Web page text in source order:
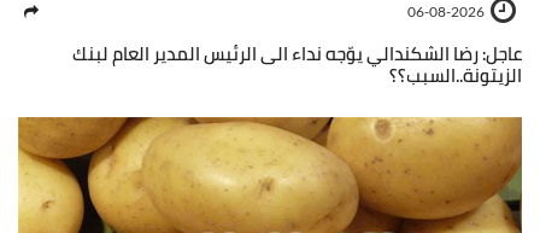
06-08-2026
عاجل: رضا الشكندالي يوّجه نداء الى الرئيس المدير العام لبنك
الزيتونة..السبب؟؟